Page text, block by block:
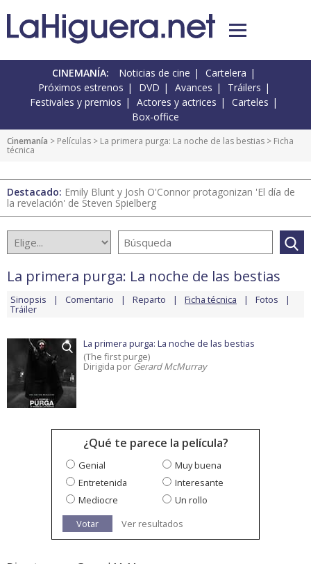
CINEMANÍA: Noticias de cine
Cartelera
Próximos estrenos
DVD Avances
Tráilers
Festivales y premios
Actores y actrices
Carteles
Box-office
Cinemanía > Películas > La primera purga: La noche de las bestias > Ficha
técnica
Destacado: Emily Blunt y Josh O'Connor protagonizan 'El día de
la revelación' de Steven Spielberg
La primera purga: La noche de las bestias
Sinopsis Comentario Reparto Ficha técnica Fotos
Tráiler
La primera purga: La noche de las bestias
(The first purge)
Dirigida por Gerard McMurray
¿Qué te parece la película?
Genial
Muy buena
Entretenida
Interesante
Mediocre
Un rollo
Votar
Ver resultados